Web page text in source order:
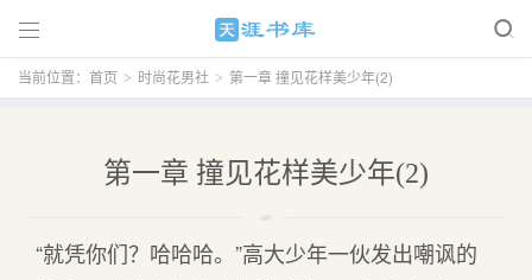

当前位置： 首页 > 时尚花男社 > 第一章 撞见花样美少年(2)
第一章 撞见花样美少年(2)
“就凭你们？哈哈哈。”高大少年一伙发出嘲讽的